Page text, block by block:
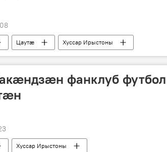
Цаутӕ Хуссар Ирыстоны
фанклуб футбол
Хуссар Ирыстоны